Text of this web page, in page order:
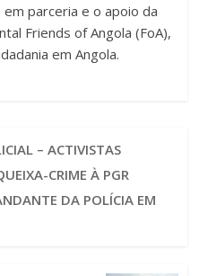
em parceria e o apoio da
Friends of Angola (FoA),
em Angola.
– ACTIVISTAS
CRIME À PGR
DA POLÍCIA EM